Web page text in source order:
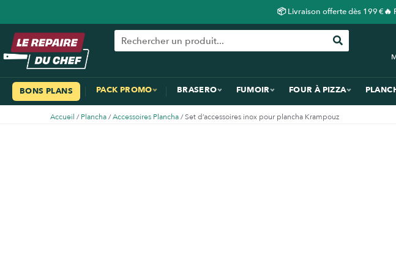
📦 Livraison offerte dès 199 €🔥
BONS PLANS PACK PROMO BRASERO FUMOIR FOUR À PIZZA
Accueil /Plancha/Accessoires Plancha/ Set d’accessoires inox pour plancha Krampouz